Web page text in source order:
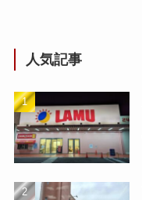
人気記事